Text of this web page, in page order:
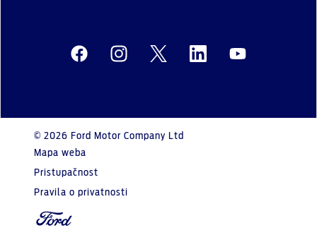
© 2026 Ford Motor Company Ltd
Mapa weba
Pristupačnost
Pravila o privatnosti